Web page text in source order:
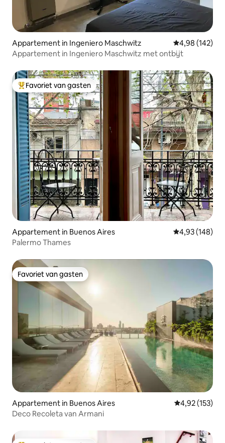
Appartement in Ingeniero Maschwitz Gemiddelde
4,98 (142)
Appartement in Ingeniero Maschwitz met ontbijt
Topfavoriet van gasten
Favoriet van gasten
Appartement in Buenos Aires Gemiddelde
4,93 (148)
Palermo Thames
Favoriet van gasten
Favoriet van gasten
Appartement in Buenos Aires Gemiddelde
4,92 (153)
Deco Recoleta van Armani